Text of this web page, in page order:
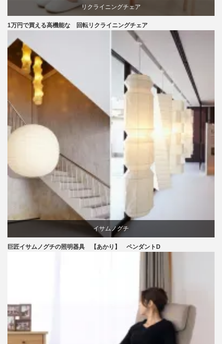
リクライニングチェア
椅子
1万円で買える高機能な 回転リクライニングチェア
イサムノグチ
巨匠イサムノグチの照明器具 【あかり】 ペンダントD